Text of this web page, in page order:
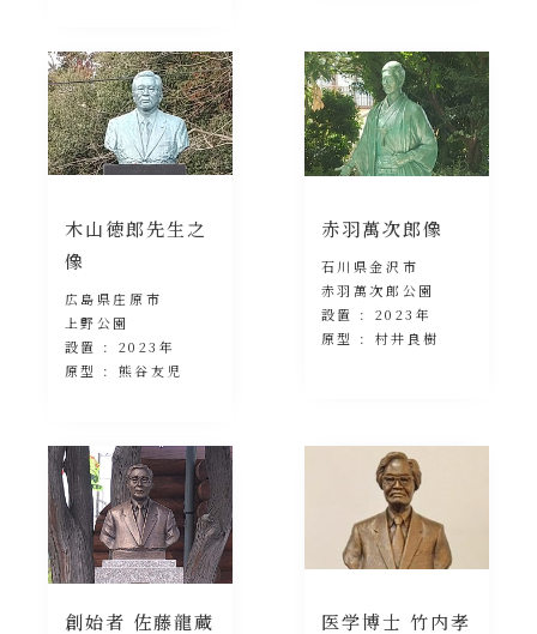
木山徳郎先生之
像
広島県庄原市
上野公園
設置 : 2023年
原型 : 熊谷友児
赤羽萬次郎像
石川県金沢市
赤羽萬次郎公園
設置 : 2023年
原型 : 村井良樹
創始者 佐藤龍蔵
医学博士 竹内孝